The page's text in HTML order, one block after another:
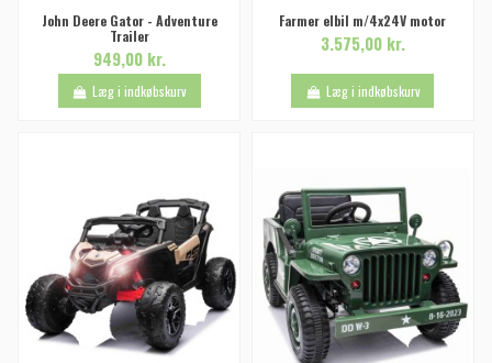
John Deere Gator - Adventure
Trailer
949,00 kr.
Læg i indkøbskurv
Farmer elbil m/4x24V motor
3.575,00 kr.
Læg i indkøbskurv